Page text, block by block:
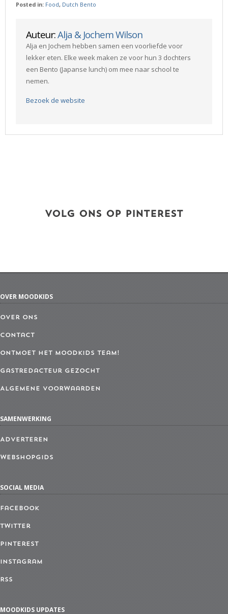
Posted in: Food, Dutch Bento
Auteur:Alja & Jochem Wilson
Alja en Jochem hebben samen een voorliefde voor
lekker eten. Elke week maken ze voor hun 3 dochters
een Bento (Japanse lunch) om mee naar school te
nemen.
Bezoek de website
VOLG ONS OP PINTEREST
OVER MOODKIDS
Over ons
Contact
Ontmoet het MoodKids Team!
Gastredacteur gezocht
Algemene Voorwaarden
SAMENWERKING
Adverteren
Webshopgids
SOCIAL MEDIA
Facebook
Twitter
Pinterest
Instagram
RSS
MOODKIDS UPDATES